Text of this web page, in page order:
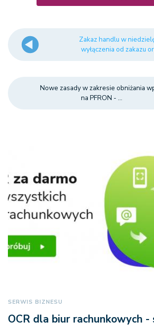
Zakaz handlu w
wyłączenia od zakazu
Nowe zasady w zakresie obniżania
na PFRON - ...
SERWIS BIZNESU
OCR dla biur rachunkowych -